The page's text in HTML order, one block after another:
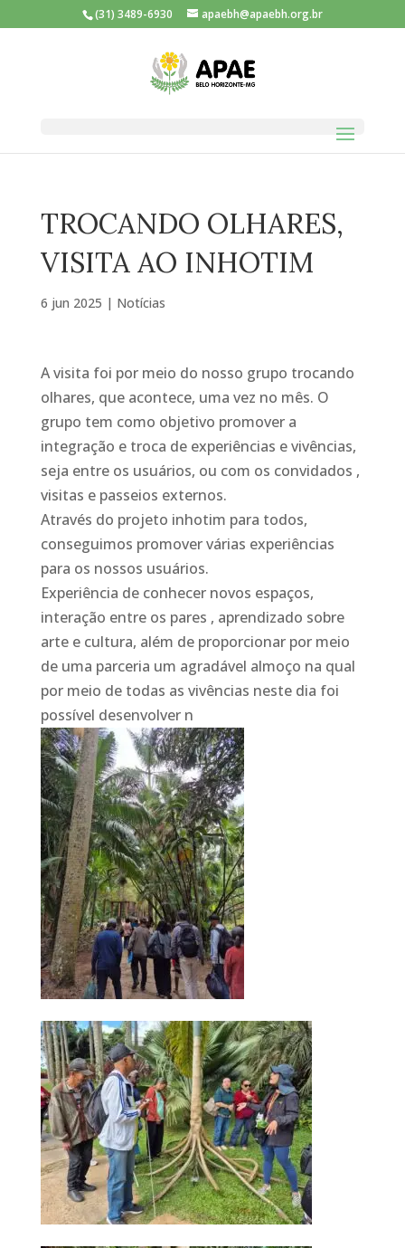
(31) 3489-6930 apaebh@apaebh.org.br
TROCANDO OLHARES,
VISITA AO INHOTIM
6 jun 2025 | Notícias
A visita foi por meio do nosso grupo trocando
olhares, que acontece, uma vez no mês. O
grupo tem como objetivo promover a
integração e troca de experiências e vivências,
seja entre os usuários, ou com os convidados ,
visitas e passeios externos.
Através do projeto inhotim para todos,
conseguimos promover várias experiências
para os nossos usuários.
Experiência de conhecer novos espaços,
interação entre os pares , aprendizado sobre
arte e cultura, além de proporcionar por meio
de uma parceria um agradável almoço na qual
por meio de todas as vivências neste dia foi
possível desenvolver n